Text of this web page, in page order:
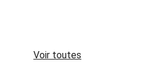
Voir toutes